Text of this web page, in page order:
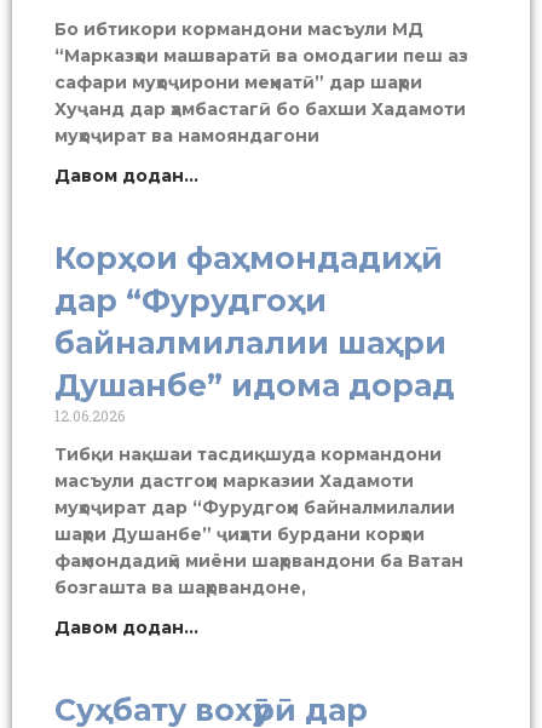
Бо ибтикори кормандони масъули МД
“Марказҳои машваратӣ ва омодагии пеш аз
сафари муҳоҷирони меҳнатӣ” дар шаҳри
Хуҷанд дар ҳамбастагӣ бо бахши Хадамоти
муҳоҷират ва намояндагони
Давом додан...
Корҳои фаҳмондадиҳӣ
дар “Фурудгоҳи
байналмилалии шаҳри
Душанбе” идома дорад
12.06.2026
Тибқи нақшаи тасдиқшуда кормандони
масъули дастгоҳи марказии Хадамоти
муҳоҷират дар “Фурудгоҳи байналмилалии
шаҳри Душанбе” ҷиҳати бурдани корҳои
фаҳмондадиҳӣ миёни шаҳрвандони ба Ватан
бозгашта ва шаҳрвандоне,
Давом додан...
Суҳбату вохӯрӣ дар